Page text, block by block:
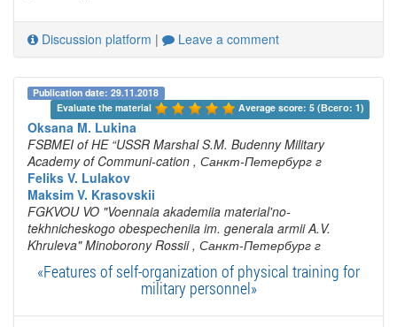
Discussion platform | Leave a comment
Publication date: 29.11.2018
Evaluate the material
Average score: 5 (Всего: 1)
Oksana M. Lukina
FSBMEI of HE “USSR Marshal S.M. Budenny Military
Academy of Communi-cation , Санкт-Петербург г
Feliks V. Lulakov
Maksim V. Krasovskii
FGKVOU VO "Voennaia akademiia material'no-
tekhnicheskogo obespecheniia im. generala armii A.V.
Khruleva" Minoborony Rossii , Санкт-Петербург г
«Features of self-organization of physical training for
military personnel»